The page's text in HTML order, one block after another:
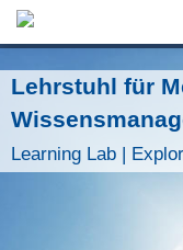
Lehrstuhl für
Learning Lab |